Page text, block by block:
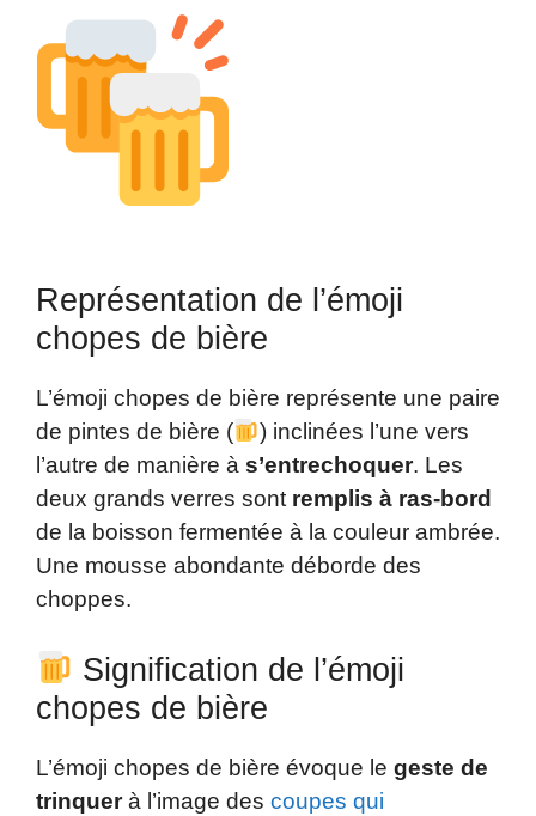
Représentation de l’émoji
chopes de bière
L’émoji chopes de bière représente une paire
de pintes de bière (
) inclinées l’une vers
l’autre de manière à s’entrechoquer. Les
deux grands verres sont remplis à ras-bord
de la boisson fermentée à la couleur ambrée.
Une mousse abondante déborde des
choppes.
Signification de l’émoji
chopes de bière
L’émoji chopes de bière évoque le geste de
trinquerà l’image des coupes qui